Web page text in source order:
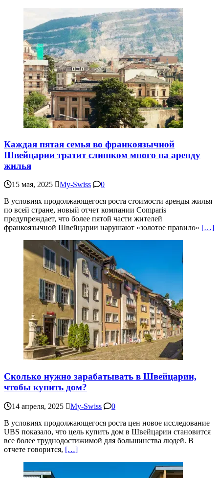
Каждая пятая семья во франкоязычной
Швейцарии тратит слишком много на аренду
жилья
15 мая, 2025 My-Swiss
0
В условиях продолжающегося роста стоимости аренды жилья
по всей стране, новый отчет компании Comparis
предупреждает, что более пятой части жителей
франкоязычной Швейцарии нарушают «золотое правило» […]
Сколько нужно зарабатывать в Швейцарии,
чтобы купить дом?
14 апреля, 2025 My-Swiss
0
В условиях продолжающегося роста цен новое исследование
UBS показало, что цель купить дом в Швейцарии становится
все более труднодостижимой для большинства людей. В
отчете говорится, […]